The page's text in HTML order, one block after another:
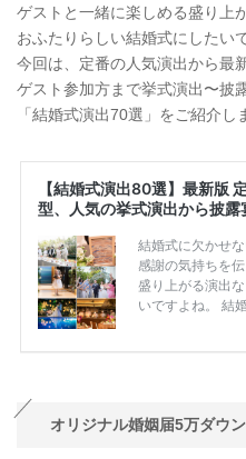
ゲストと一緒に楽しめる盛り上
おふたりらしい結婚式にしたい
今回は、定番の人気演出から最
ゲスト参加方まで挙式演出〜披
「結婚式演出70選」をご紹介し
オリジナル婚姻届5万ダウ